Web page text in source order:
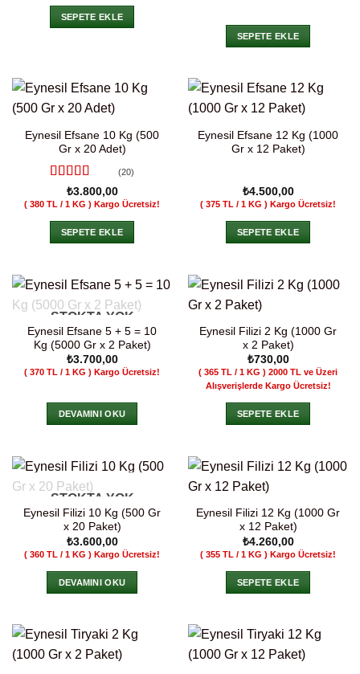
SEPETE EKLE
SEPETE EKLE
Eynesil Efsane 10 Kg (500
Gr x 20 Adet)
5 üzerinden
4.95oy aldı
(20)
₺3.800,00
( 380 TL / 1 KG ) Kargo Ücretsiz!
SEPETE EKLE
Eynesil Efsane 12 Kg (1000
Gr x 12 Paket)
₺4.500,00
( 375 TL / 1 KG ) Kargo Ücretsiz!
SEPETE EKLE
STOKTA YOK
Eynesil Efsane 5 + 5 = 10
Kg (5000 Gr x 2 Paket)
₺3.700,00
( 370 TL / 1 KG ) Kargo Ücretsiz!
DEVAMINI OKU
Eynesil Filizi 2 Kg (1000 Gr
x 2 Paket)
₺730,00
( 365 TL / 1 KG ) 2000 TL ve Üzeri
Alışverişlerde Kargo Ücretsiz!
SEPETE EKLE
STOKTA YOK
Eynesil Filizi 10 Kg (500 Gr
x 20 Paket)
₺3.600,00
( 360 TL / 1 KG ) Kargo Ücretsiz!
DEVAMINI OKU
Eynesil Filizi 12 Kg (1000 Gr
x 12 Paket)
₺4.260,00
( 355 TL / 1 KG ) Kargo Ücretsiz!
SEPETE EKLE